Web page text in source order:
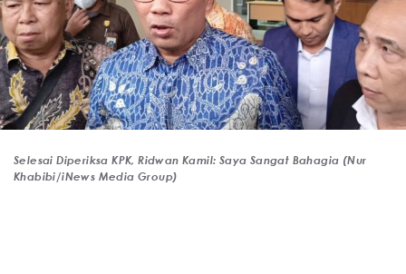
Selesai Diperiksa KPK, Ridwan Kamil: Saya Sangat Bahagia (Nur
Khabibi/iNews Media Group)